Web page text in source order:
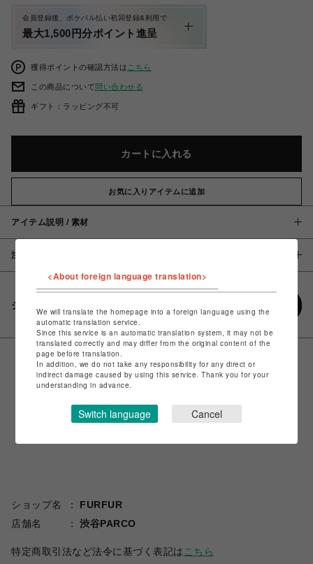
会員登録後、ポケパル払い初回登録&利用で
最大1,500円分ポイント進呈
獲得ポイントの確認方法は こちら
この商品について問い合わせる
ギフト：ラッピング不可
カートに入れる
お気に入りアイテムに追加
アイテム説明 / 素材
注意事項
シェアする
ショップ名
FURFUR
店舗名
渋谷PARCO
特定商取引法など法令に基づく表記は こちら
<About foreign language translation>
We will translate the homepage into a foreign language using the
automatic translation service.
Since this service is an automatic translation system, it may not be
translated correctly and may differ from the original content of the
page before translation.
In addition, we do not take any responsibility for any direct or
indirect damage caused by using this service. Thank you for your
understanding in advance.
Switch language Cancel